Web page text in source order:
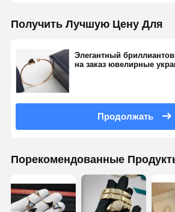
Получить Лучшую Цену Для
Элегантный
на заказ ювелирные
Продолжать
Порекомендованные